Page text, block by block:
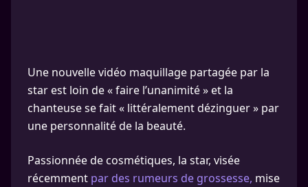
Une nouvelle vidéo maquillage partagée par la
star est loin de « faire l’unanimité » et la
chanteuse se fait « littéralement dézinguer » par
une personnalité de la beauté.
Passionnée de cosmétiques, la star, visée
récemment par des rumeurs de grossesse, mise